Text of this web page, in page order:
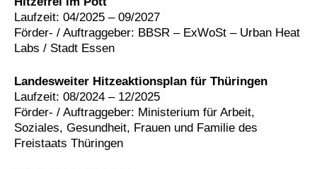
Laufzeit: 04/2025 – 09/2027
Förder- / Auftraggeber: BBSR – ExWoSt – Urban Heat
Labs / Stadt Essen
Landesweiter Hitzeaktionsplan für Thüringen
Laufzeit: 08/2024 – 12/2025
Förder- / Auftraggeber: Ministerium für Arbeit,
Soziales, Gesundheit, Frauen und Familie des
Freistaats Thüringen